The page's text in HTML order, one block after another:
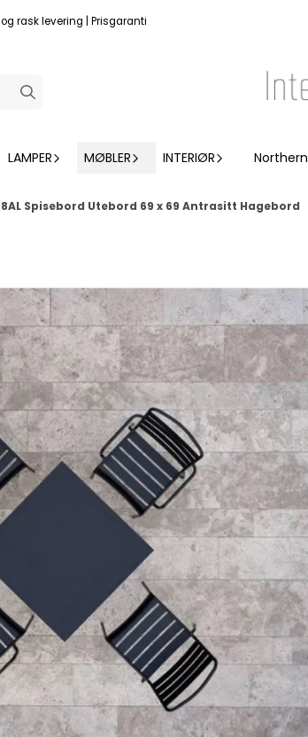
rask levering Prisgaranti
LAMPER MØBLER INTERIØR Northern
Spisebord Utebord 69 x 69 Antrasitt Hagebord